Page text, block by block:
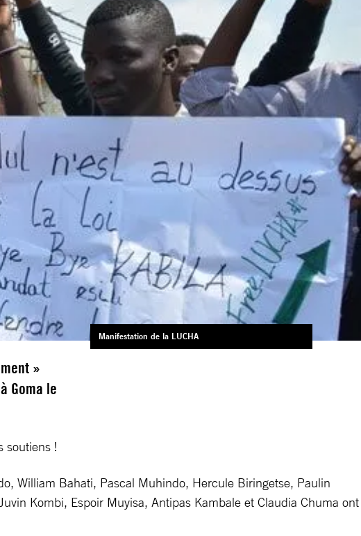
Manifestation de la LUCHA
»
Goma le
soutiens !
William Bahati, Pascal Muhindo, Hercule Biringetse, Paulin
Kombi, Espoir Muyisa, Antipas Kambale et Claudia Chuma ont